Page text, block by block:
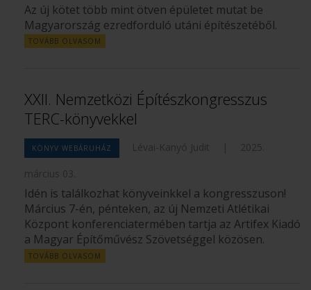
Az új kötet több mint ötven épületet mutat be
Magyarország ezredforduló utáni építészetéből.
TOVÁBB OLVASOM
XXII. Nemzetközi Építészkongresszus
TERC-könyvekkel
KÖNYV WEBÁRUHÁZ Lévai-Kanyó Judit |
2025.
március 03.
Idén is találkozhat könyveinkkel a kongresszuson!
Március 7-én, pénteken, az új Nemzeti Atlétikai
Központ konferenciatermében tartja az Artifex Kiadó
a Magyar Építőművész Szövetséggel közösen.
TOVÁBB OLVASOM